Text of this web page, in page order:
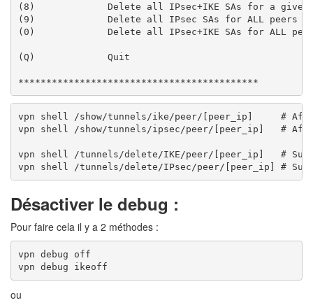
(8)             Delete all IPsec+IKE SAs for a given
(9)             Delete all IPsec SAs for ALL peers
(0)             Delete all IPsec+IKE SAs for ALL
(Q)             Quit
*******************************************
vpn shell /show/tunnels/ike/peer/[peer_ip]     #
vpn shell /show/tunnels/ipsec/peer/[peer_ip]   #
vpn shell /tunnels/delete/IKE/peer/[peer_ip]   #
Désactiver le debug :
Pour faire cela il y a 2 méthodes :
vpn debug off
ou